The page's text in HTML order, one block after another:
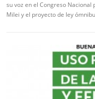
su voz en el Congreso
Milei y el proyecto de ley